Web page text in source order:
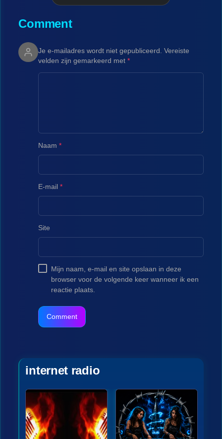
Comment
Je e-mailadres wordt niet gepubliceerd.
Vereiste
velden zijn gemarkeerd met*
Naam*
E-mail*
Site
Mijn naam, e-mail en site opslaan in deze
browser voor de volgende keer wanneer ik een
reactie plaats.
internet radio